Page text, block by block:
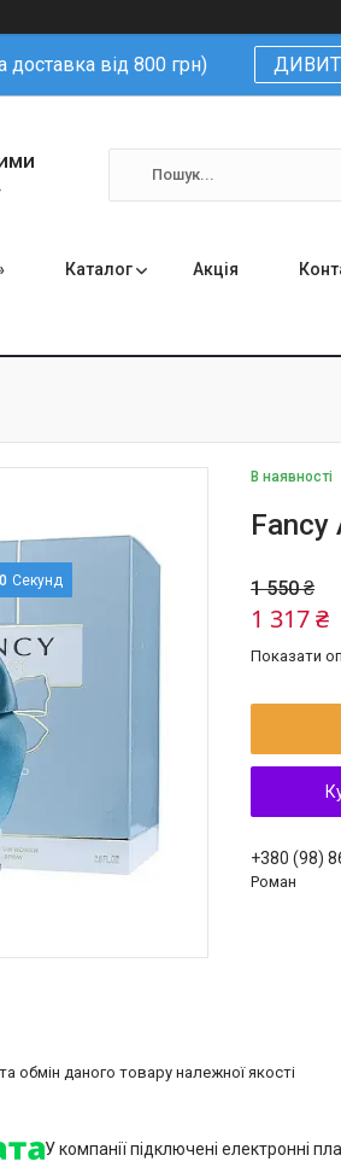
доставка від 800 грн)
Каталог Акція
0 Секунд
В наявності
Fancy
1 550 ₴
1 317 ₴
Показати
+380 (98)
Роман
обмін даного товару належної якості
У компанії підключені електронні